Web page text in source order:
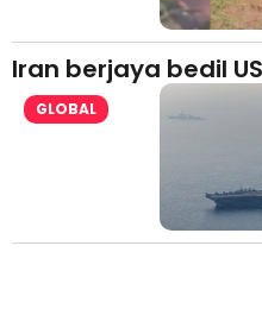
Iran berjaya bedil
GLOBAL